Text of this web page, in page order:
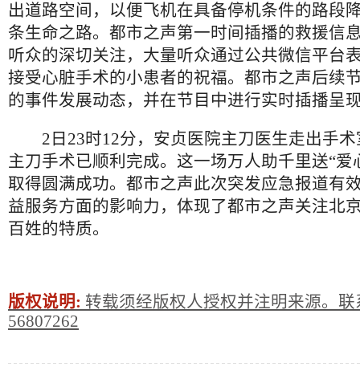
出道路空间，以便飞机在具备停机条件的路段
条生命之路。都市之声第一时间插播的救援信
听众的深切关注，大量听众通过公共微信平台
接受心脏手术的小患者的祝福。都市之声后续
的事件发展动态，并在节目中进行实时插播呈
2日23时12分，安贞医院主刀医生走出手术
主刀手术已顺利完成。这一场万人助千里送“爱
取得圆满成功。都市之声此次突发应急报道有
益服务方面的影响力，体现了都市之声关注北
百姓的特质。
版权说明: 转载须经版权人授权并注明来源。联
56807262